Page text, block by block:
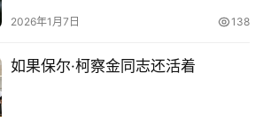
2026年1月7日 138
如果保尔·柯察金同志还活着